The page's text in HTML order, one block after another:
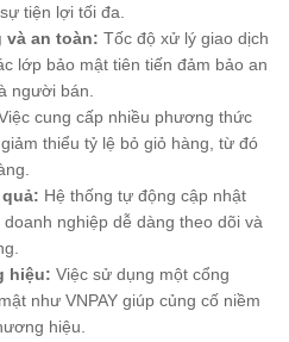
tiện lợi tối đa.
và an toàn: Tốc độ xử lý giao dịch
lớp bảo mật tiên tiến đảm bảo an
người bán.
cung cấp nhiều phương thức
thiểu tỷ lệ bỏ giỏ hàng, từ đó
Hệ thống tự động cập nhật
nghiệp dễ dàng theo dõi và
hiệu: Việc sử dụng một cổng
như VNPAY giúp củng cố niềm
hiệu.